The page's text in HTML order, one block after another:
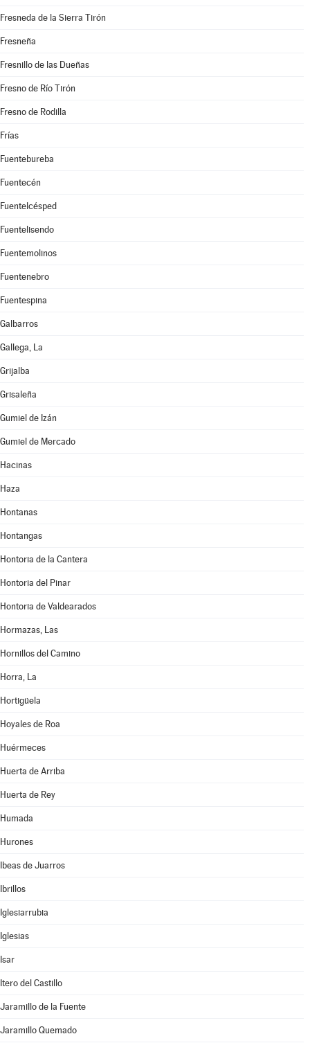
Fresneda de la Sierra Tirón
Fresneña
Fresnillo de las Dueñas
Fresno de Río Tirón
Fresno de Rodilla
Frías
Fuentebureba
Fuentecén
Fuentelcésped
Fuentelisendo
Fuentemolinos
Fuentenebro
Fuentespina
Galbarros
Gallega, La
Grijalba
Grisaleña
Gumiel de Izán
Gumiel de Mercado
Hacinas
Haza
Hontanas
Hontangas
Hontoria de la Cantera
Hontoria del Pinar
Hontoria de Valdearados
Hormazas, Las
Hornillos del Camino
Horra, La
Hortigüela
Hoyales de Roa
Huérmeces
Huerta de Arriba
Huerta de Rey
Humada
Hurones
Ibeas de Juarros
Ibrillos
Iglesiarrubia
Iglesias
Isar
Itero del Castillo
Jaramillo de la Fuente
Jaramillo Quemado